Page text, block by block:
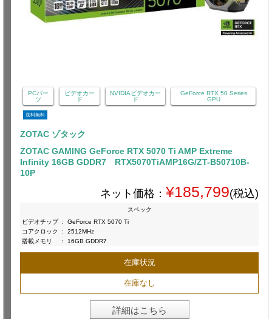
PCパー
ツ
ビデオカー
ド
NVIDIAビデオカー
ド
GeForce RTX 50 Series
GPU
送料無料
ZOTAC ゾタック
ZOTAC GAMING GeForce RTX 5070 Ti AMP Extreme
Infinity 16GB GDDR7 RTX5070TiAMP16G/ZT-B50710B-
10P
ネット価格： ¥185,799(税込)
スペック
ビデオチップ :
GeForce RTX 5070 Ti
コアクロック
:
2512MHz
搭載メモリ
: 16GB GDDR7
在庫状況
在庫なし
詳細はこちら